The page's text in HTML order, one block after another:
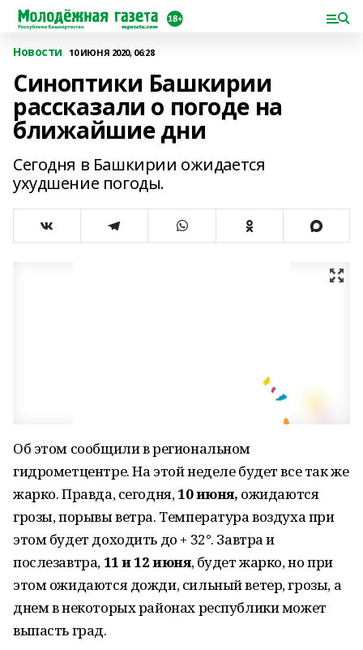
Новости 10 ИЮНЯ 2020, 06:28
Синоптики Башкирии
рассказали о погоде на
ближайшие дни
Сегодня в Башкирии ожидается
ухудшение погоды.
Об этом сообщили в региональном
гидрометцентре. На этой неделе будет все так же
жарко. Правда, сегодня,10 июня, ожидаются
грозы, порывы ветра. Температура воздуха при
этом будет доходить до + 32°. Завтра и
послезавтра, 11 и 12июня, будет жарко, но при
этом ожидаются дожди, сильный ветер, грозы, а
днем в некоторых районах республики может
выпасть град.